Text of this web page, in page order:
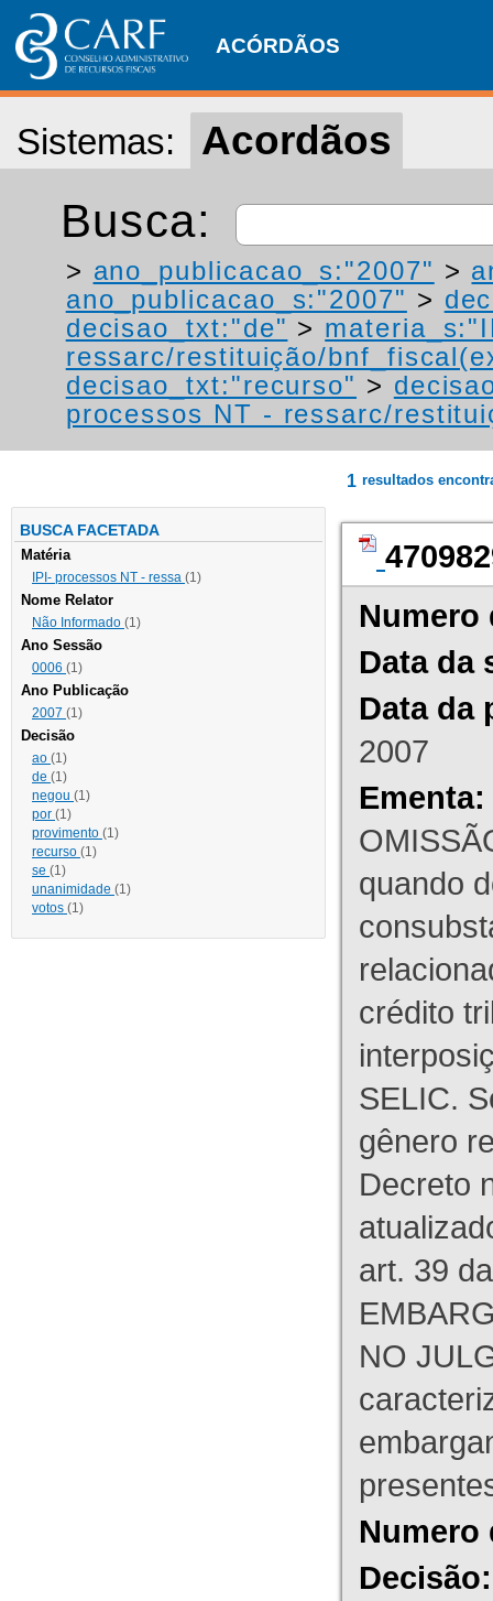
ACÓRDÃOS
Sistemas: Acordãos
Busca:
> ano_publicacao_s:"2007" >
ano_publicacao_s:"2007" >
decisao_txt:"de" >
ressarc/restituição/
decisao_txt:"recurso" >
processos NT - ressarc/
BUSCA FACETADA
Matéria
IPI- processos NT - ressa (1)
Nome Relator
Não Informado (1)
Ano Sessão
0006 (1)
Ano Publicação
2007 (1)
Decisão
ao (1)
de (1)
negou (1)
por (1)
provimento (1)
recurso (1)
se (1)
unanimidade (1)
votos (1)
1 resultados
Numero
Data da
Data da
2007
Ementa:
quando
crédito
SELIC.
gênero
Decreto
art. 39
NO
Numero
Decisão: